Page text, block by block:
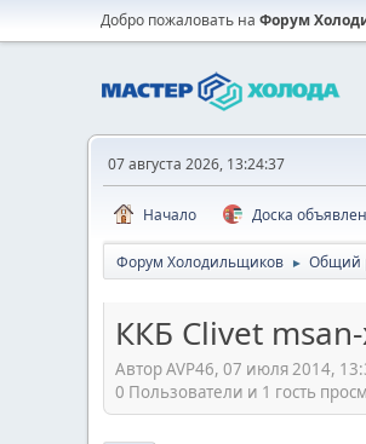
Добро пожаловать на Форум
07 августа 2026, 13:24:37
Начало Доска
Форум Холодильщиков ► Общий
ККБ Clivet
Автор AVP46, 07 июля 2014,
0 Пользователи и 1 гость